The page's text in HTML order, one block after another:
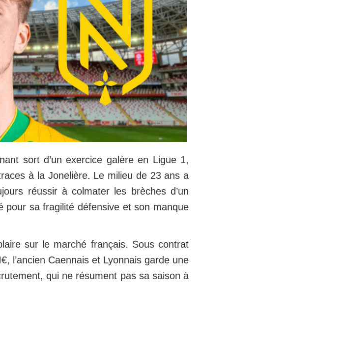
sort d’un exercice galère en Ligue 1,
à la Jonelière. Le milieu de 23 ans a
réussir à colmater les brèches d’un
pour sa fragilité défensive et son manque
sur le marché français. Sous contrat
l’ancien Caennais et Lyonnais garde une
qui ne résument pas sa saison à